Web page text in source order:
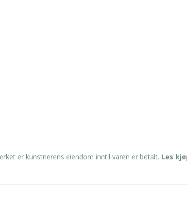
er kunstnerens eiendom inntil varen er betalt. Les